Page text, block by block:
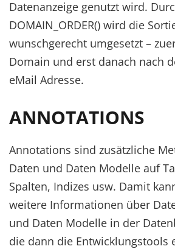
Datenanzeige genutzt wird.
DOMAIN_ORDER() wird die
wunschgerecht umgesetzt –
Domain und erst danach nach
eMail Adresse.
ANNOTATIONS
Annotations sind zusätzliche
Daten und Daten Modelle auf
Spalten, Indizes usw. Damit
weitere Informationen über
und Daten Modelle in der
die dann die Entwicklungstools